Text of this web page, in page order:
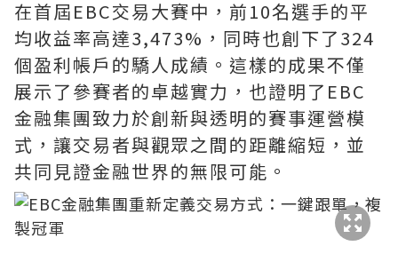
在首屆EBC交易大賽中，前10名選手的平
均收益率高達3,473%，同時也創下了324
個盈利帳戶的驕人成績。這樣的成果不僅
展示了參賽者的卓越實力，也證明了EBC
金融集團致力於創新與透明的賽事運營模
式，讓交易者與觀眾之間的距離縮短，並
共同見證金融世界的無限可能。